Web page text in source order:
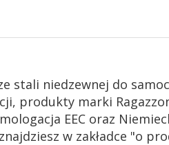
stali niedzewnej do
produkty marki
EEC oraz
w zakładce "o